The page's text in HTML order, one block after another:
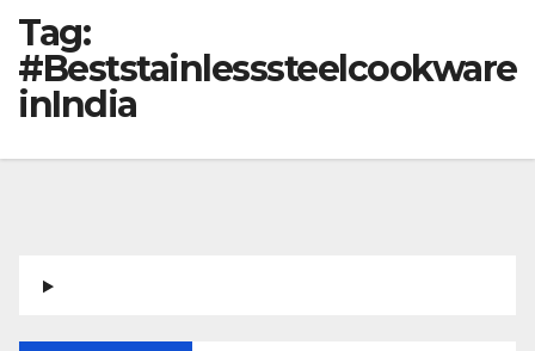
Tag:
#Beststainlesssteelcookware
inIndia